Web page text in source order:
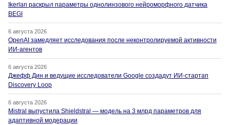
Ikerlan раскрыл параметры однолинзового нейроморфного датчика
BEGI
6 августа 2026
OpenAI замедляет исследования после неконтролируемой активности
ИИ-агентов
6 августа 2026
Джефф Дин и ведущие исследователи Google создадут ИИ-стартап
Discovery Loop
6 августа 2026
Mistral выпустила Shieldstral — модель на 3 млрд параметров для
адаптивной модерации